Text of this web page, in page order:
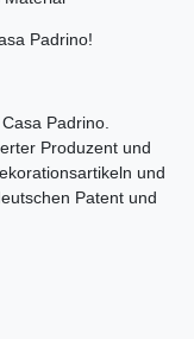
Padrino!
Padrino.
Produzent und
und
Patent und